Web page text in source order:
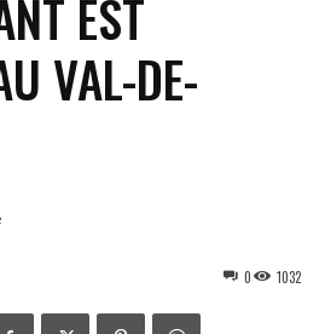
EST
VAL-DE-
1032
0